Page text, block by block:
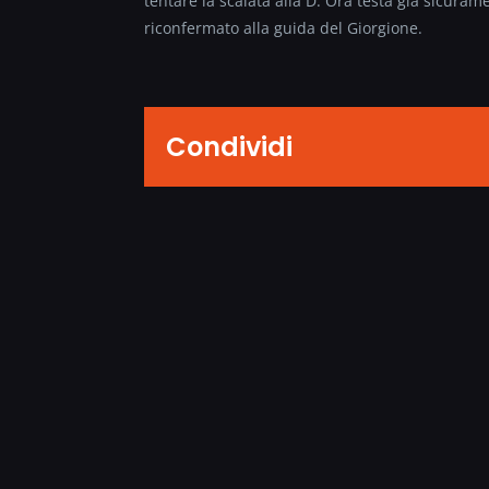
riconfermato alla guida del Giorgione.
Condividi